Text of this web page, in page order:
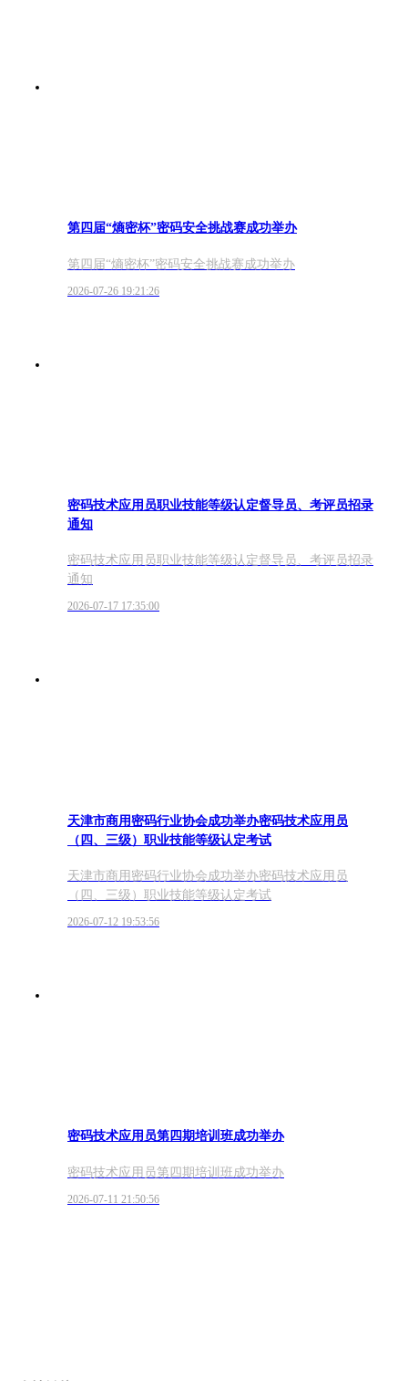
第四届“熵密杯”密码安全挑战赛成功举办
第四届“熵密杯”密码安全挑战赛成功举办
2026-07-26 19:21:26
密码技术应用员职业技能等级认定督导员、考评员招录
通知
密码技术应用员职业技能等级认定督导员、考评员招录
通知
2026-07-17 17:35:00
天津市商用密码行业协会成功举办密码技术应用员
（四、三级）职业技能等级认定考试
天津市商用密码行业协会成功举办密码技术应用员
（四、三级）职业技能等级认定考试
2026-07-12 19:53:56
密码技术应用员第四期培训班成功举办
密码技术应用员第四期培训班成功举办
2026-07-11 21:50:56